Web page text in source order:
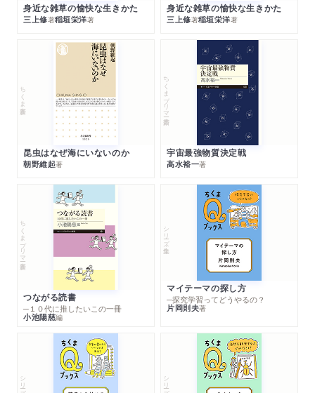
身近な雑草の愉快な生きかた
三上修著稲垣栄洋著
身近な雑草の愉快な生きかた
三上修著稲垣栄洋著
ちくま新書
昆虫はなぜ海にいないのか
朝野維起著
ちくまプリマー新書
宇宙最強物質決定戦
高水裕一著
ちくまプリマー新書
つながる読書
─１０代に推したいこの一冊
小池陽慈編
シリーズ・全集
マイテーマの探し方
─探究学習ってどうやるの？
片岡則夫著
シリーズ・全集 シリーズ・全集